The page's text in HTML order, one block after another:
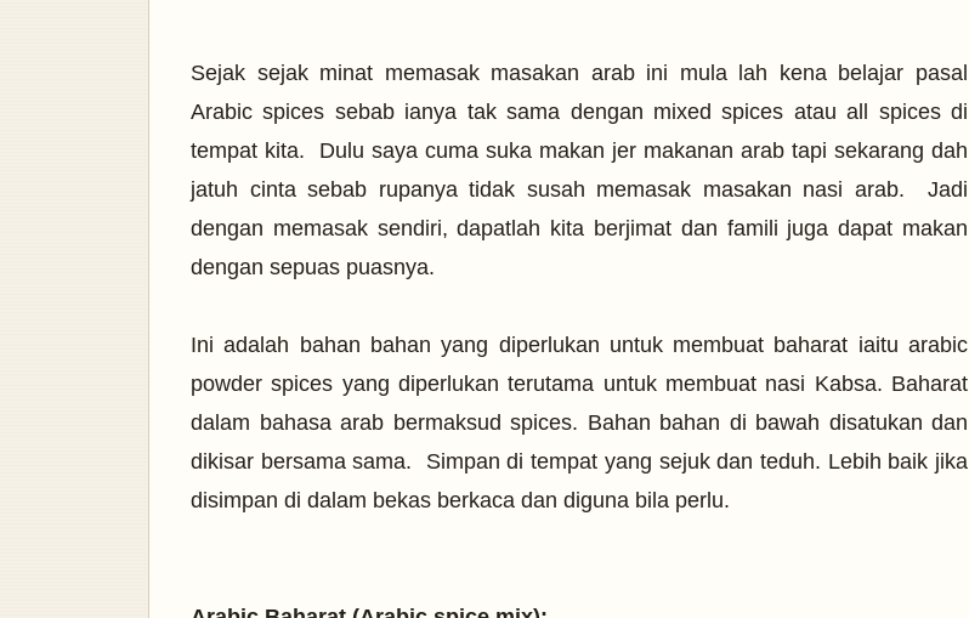
Sejak sejak minat memasak masakan arab ini mula lah kena belajar pasal
Arabic spices sebab ianya tak sama dengan mixed spices atau all spices di
tempat kita. Dulu saya cuma suka makan jer makanan arab tapi sekarang dah
jatuh cinta sebab rupanya tidak susah memasak masakan nasi arab. Jadi
dengan memasak sendiri, dapatlah kita berjimat dan famili juga dapat makan
dengan sepuas puasnya.
Ini adalah bahan bahan yang diperlukan untuk membuat baharat iaitu arabic
powder spices yang diperlukan terutama untuk membuat nasi Kabsa. Baharat
dalam bahasa arab bermaksud spices. Bahan bahan di bawah disatukan dan
dikisar bersama sama. Simpan di tempat yang sejuk dan teduh. Lebih baik jika
disimpan di dalam bekas berkaca dan diguna bila perlu.